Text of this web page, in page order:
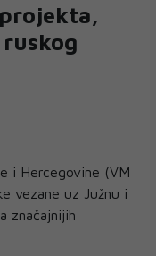
i Hercegovine (VM
vezane uz Južnu i
značajnijih